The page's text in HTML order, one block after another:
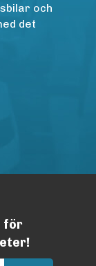
och
det
för